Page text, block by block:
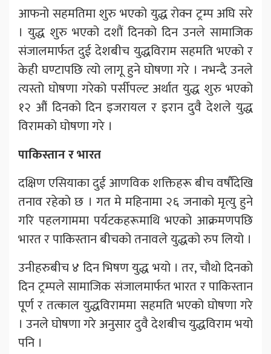
आफनो सहमतिमा शुरु भएको युद्ध रोक्न ट्रम्प अघि सरे
। युद्ध शुरु भएको दशौं दिनको दिन उनले सामाजिक
संजालमार्फत दुई देशबीच युद्धविराम सहमति भएको र
केही घण्टापछि त्यो लागू हुने घोषणा गरे । नभन्दै उनले
त्यस्तो घोषणा गरेको पर्सीपल्ट अर्थात युद्ध शुरु भएको
१२ औं दिनको दिन इजरायल र इरान दुवै देशले युद्ध
विरामको घोषणा गरे ।
पाकिस्तान र भारत
दक्षिण एसियाका दुई आणविक शक्तिहरू बीच वर्षौंदेखि
तनाव रहेको छ । गत मे महिनामा २६ जनाको मृत्यु हुने
गरि पहलगाममा पर्यटकहरूमाथि भएको आक्रमणपछि
भारत र पाकिस्तान बीचको तनावले युद्धको रुप लियो ।
उनीहरुबीच ४ दिन भिषण युद्ध भयो । तर, चौथो दिनको
दिन ट्रम्पले सामाजिक संजालमार्फत भारत र पाकिस्तान
पूर्ण र तत्काल युद्धविराममा सहमति भएको घोषणा गरे
। उनले घोषणा गरे अनुसार दुवै देशबीच युद्धविराम भयो
पनि ।